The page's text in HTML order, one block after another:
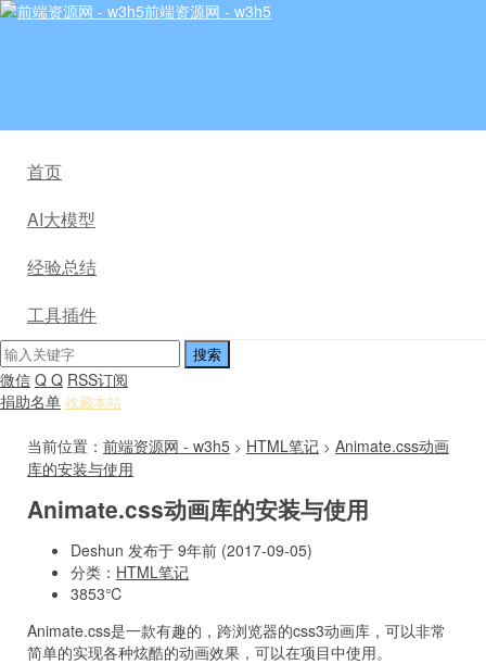
前端资源网 - w3h5
首页
AI大模型
经验总结
工具插件
微信 Q Q RSS订阅
捐助名单 收藏本站
当前位置： 前端资源网 - w3h5 > HTML笔记 > Animate.css动画
库的安装与使用
Animate.css动画库的安装与使用
Deshun 发布于 9年前 (2017-09-05)
分类： HTML笔记
3853℃
Animate.css是一款有趣的，跨浏览器的css3动画库，可以非常
简单的实现各种炫酷的动画效果，可以在项目中使用。